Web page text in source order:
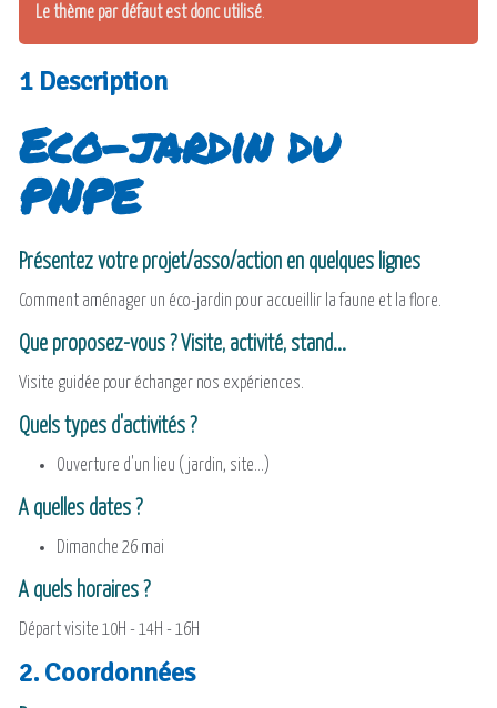
Le thème par défaut est donc utilisé.
1 Description
Eco-jardin du
PNPE
Présentez votre projet/asso/action en quelques lignes
Comment aménager un éco-jardin pour accueillir la faune et la flore.
Que proposez-vous ? Visite, activité, stand...
Visite guidée pour échanger nos expériences.
Quels types d'activités ?
Ouverture d'un lieu (jardin, site...)
A quelles dates ?
Dimanche 26 mai
A quels horaires ?
Départ visite 10H - 14H - 16H
2. Coordonnées